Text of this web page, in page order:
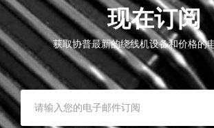
现在订阅
获取协普最新的绕线机设备和价格的